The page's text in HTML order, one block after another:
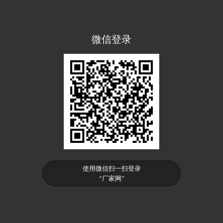
微信登录
使用微信扫一扫登录
“厂家网”